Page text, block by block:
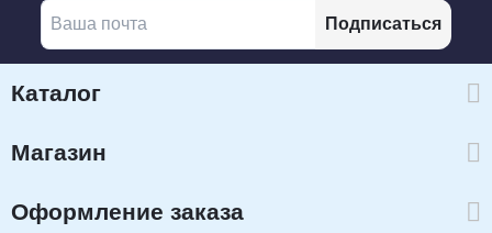
Подписаться
Каталог
Магазин
Оформление заказа